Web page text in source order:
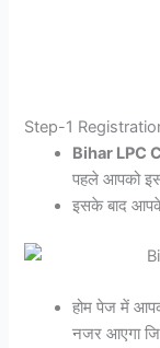
Step-1
Bihar LPC
पहले आपको
इसके बाद
होम पेज में
नजर आएगा